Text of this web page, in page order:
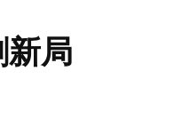
新局